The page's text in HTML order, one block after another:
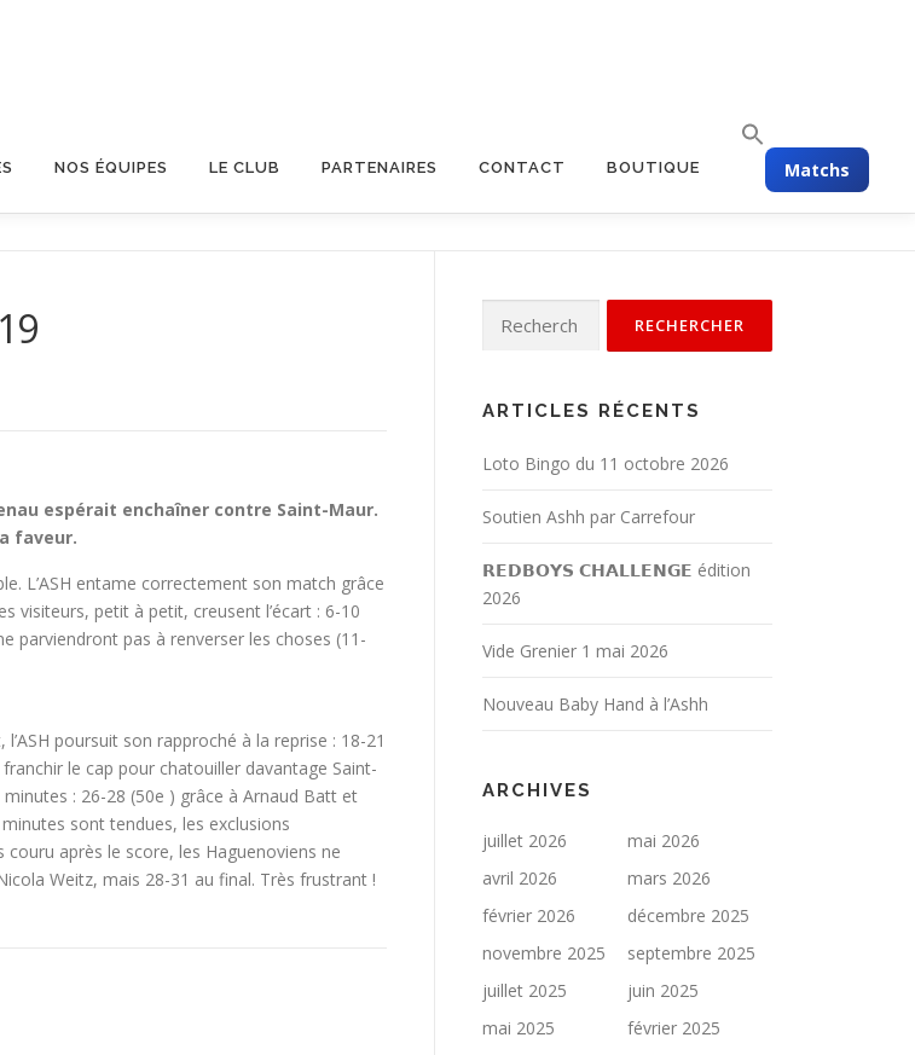
NOS ÉQUIPES LE CLUB PARTENAIRES CONTACT BOUTIQUE Matchs
espérait enchaîner contre Saint-Maur.
faveur.
L’ASH entame correctement son match grâce
visiteurs, petit à petit, creusent l’écart : 6-10
parviendront pas à renverser les choses (11-
poursuit son rapproché à la reprise : 18-21
le cap pour chatouiller davantage Saint-
: 26-28 (50e ) grâce à Arnaud Batt et
sont tendues, les exclusions
après le score, les Haguenoviens ne
Weitz, mais 28-31 au final. Très frustrant !
ARTICLES RÉCENTS
Loto Bingo du 11 octobre 2026
Soutien Ashh par Carrefour
𝗥𝗘𝗗𝗕𝗢𝗬𝗦 𝗖𝗛𝗔𝗟𝗟𝗘𝗡𝗚𝗘 édition
2026
Vide Grenier 1 mai 2026
Nouveau Baby Hand à l’Ashh
ARCHIVES
juillet 2026
mai 2026
avril 2026
mars 2026
février 2026
décembre 2025
novembre 2025
septembre 2025
juillet 2025
juin 2025
mai 2025
février 2025